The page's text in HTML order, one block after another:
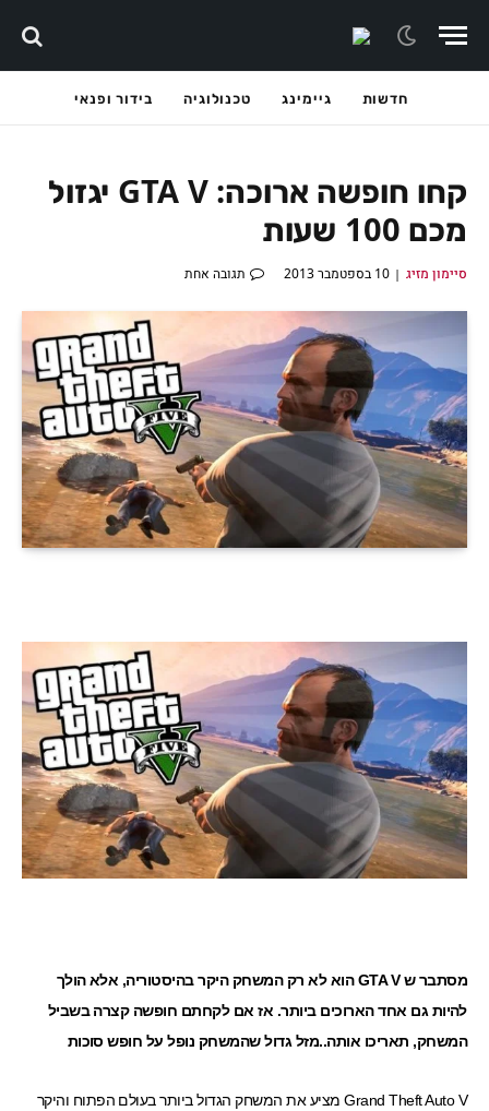
חדשות גיימינג טכנולוגיה בידור ופנאי
קחו חופשה ארוכה: GTA V יגזול
מכם 100 שעות
סיימון מזיג 10 בספטמבר 2013 תגובה אחת
מסתבר ש GTA V הוא לא רק המשחק היקר בהיסטוריה, אלא הולך
להיות גם אחד הארוכים ביותר. אז אם לקחתם חופשה קצרה בשביל
המשחק, תאריכו אותה..מזל גדול שהמשחק נופל על חופש סוכות
Grand Theft Auto V מציע את המשחק הגדול ביותר בעולם הפתוח ו
היקר